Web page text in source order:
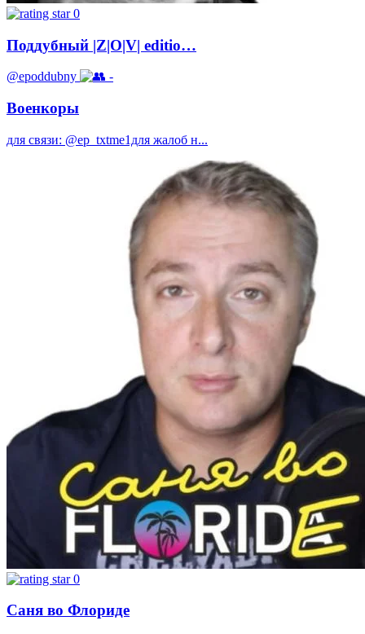
0
Поддубный |Z|О|V| editio…
@epoddubny -
Военкоры
для связи: @ep_txtme1для жалоб н...
0
Саня во Флориде